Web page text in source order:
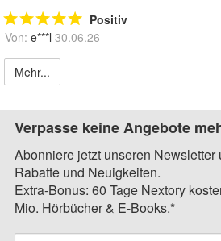
Positiv
Von: e***l 30.06.26
Mehr...
Verpasse keine Angebote
Abonniere jetzt unseren
Rabatte und Neuigkeiten.
Extra-Bonus: 60 Tage Nextory
Mio. Hörbücher & E-Books.*